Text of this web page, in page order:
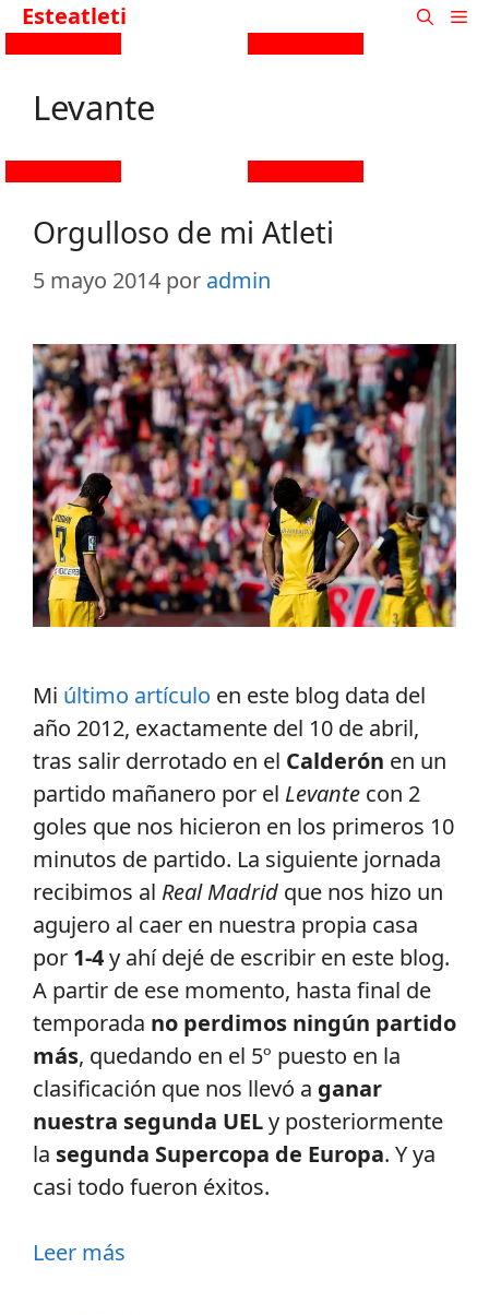
Esteatleti
Levante
Orgulloso de mi Atleti
5 mayo 2014 por admin
Mi último artículo en este blog data del
año 2012, exactamente del 10 de abril,
tras salir derrotado en el Calderón en un
partido mañanero por el Levante con 2
goles que nos hicieron en los primeros 10
minutos de partido. La siguiente jornada
recibimos al Real Madrid que nos hizo un
agujero al caer en nuestra propia casa
por 1-4y ahí dejé de escribir en este blog.
A partir de ese momento, hasta final de
temporada no perdimos ningún partido
más, quedando en el 5º puesto en la
clasificación que nos llevó a ganar
nuestra segunda UELy posteriormente
la segunda Supercopa de Europa. Y ya
casi todo fueron éxitos.
Leer más